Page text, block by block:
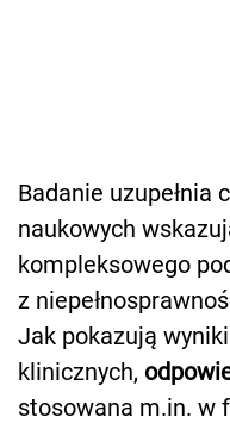
Badanie uzupełnia
naukowych
kompleksowego
z
Jak pokazują
klinicznych,
stosowana m.in. w